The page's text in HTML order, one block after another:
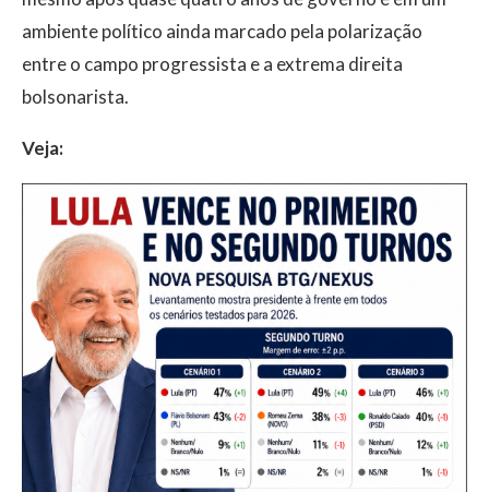
ambiente político ainda marcado pela polarização
entre o campo progressista e a extrema direita
bolsonarista.
Veja: